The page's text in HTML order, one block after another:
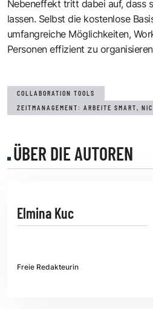
Nebeneffekt tritt dabei auf, dass
lassen. Selbst die kostenlose
umfangreiche Möglichkeiten,
Personen effizient zu
COLLABORATION TOOLS
ZEITMANAGEMENT: ARBEITE SMART,
ÜBER DIE AUTOREN
Elmina Kuc
Freie Redakteurin